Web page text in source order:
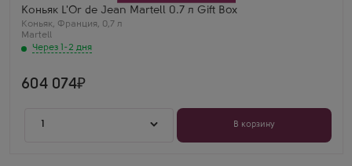
Коньяк L'Or de Jean Martell 0.7 л Gift Box
Коньяк, Франция, 0,7 л
Martell
Через 1-2 дня
Регион
Коньяк
604 074
1 В корзину